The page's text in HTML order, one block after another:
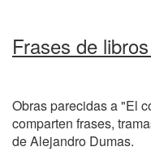
Frases de
Obras parecidas a "El
comparten frases,
de Alejandro Dumas.